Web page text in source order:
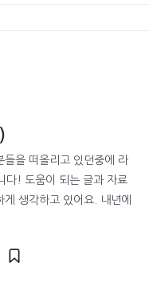
들을 떠올리고 있던중에 라
다! 도움이 되는 글과 자료
생각하고 있어요. 내년에